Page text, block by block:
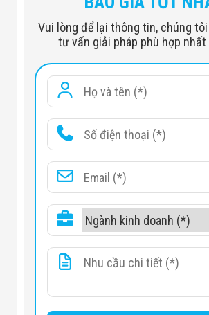
Vui lòng để lại thông tin, chúng
tư vấn giải pháp phù hợp nhất